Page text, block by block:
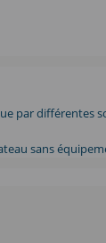
par différentes
sans